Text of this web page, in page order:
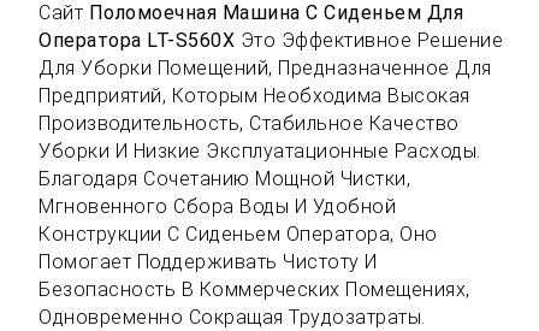
Сайт Поломоечная Машина С Сиденьем Для
Оператора LT-S560X Это Эффективное Решение
Для Уборки Помещений, Предназначенное Для
Предприятий, Которым Необходима Высокая
Производительность, Стабильное Качество
Уборки И Низкие Эксплуатационные Расходы.
Благодаря Сочетанию Мощной Чистки,
Мгновенного Сбора Воды И Удобной
Конструкции С Сиденьем Оператора, Оно
Помогает Поддерживать Чистоту И
Безопасность В Коммерческих Помещениях,
Одновременно Сокращая Трудозатраты.